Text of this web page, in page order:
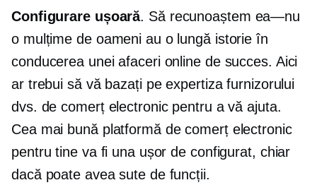
Configurare ușoară. Să recunoaștem ea—nu
o mulțime de oameni au o lungă istorie în
conducerea unei afaceri online de succes. Aici
ar trebui să vă bazați pe expertiza furnizorului
dvs. de comerț electronic pentru a vă ajuta.
Cea mai bună platformă de comerț electronic
pentru tine va fi una ușor de configurat, chiar
dacă poate avea sute de funcții.